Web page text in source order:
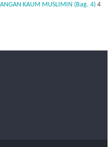
KAUM MUSLIMIN (Bag. 4) 4